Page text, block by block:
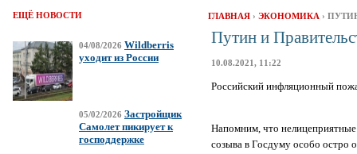
ЕЩЁ НОВОСТИ
04/08/2026 Wildberris
уходит из России
05/02/2026 Застройщик
Самолет пикирует к
господдержке
ГЛАВНАЯ › ЭКОНОМИКА ›
Путин и
10.08.2021, 11:22
Российский инфляционный
Напомним, что
созыва в Госдуму особо остро